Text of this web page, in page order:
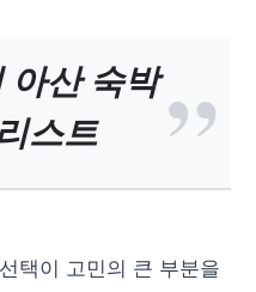
아산 숙박
스트
택이 고민의 큰 부분을